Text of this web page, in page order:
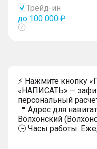
Трейд-ин
до 100 000 ₽
Показать
⚡ Нажмите кнопку
«НАПИСАТЬ» —
персональный
📍 Адрес для
Волхонский
🕒 Часы работы: